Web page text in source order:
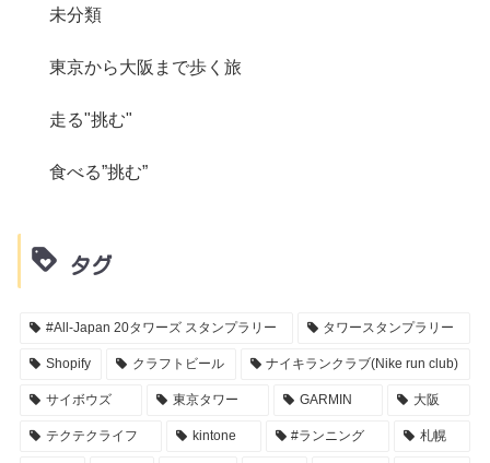
未分類
東京から大阪まで歩く旅
走る"挑む"
食べる”挑む”
タグ
#All-Japan 20タワーズ スタンプラリー タワースタンプラリー
Shopify クラフトビール ナイキランクラブ(Nike run club)
サイボウズ 東京タワー GARMIN 大阪
テクテクライフ kintone #ランニング 札幌